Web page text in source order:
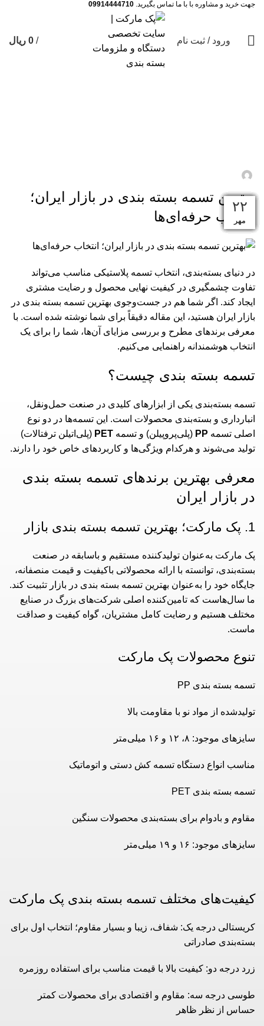
جهت خرید و مشاوره با با ما تماس بگیرید. 09914444710
ورود / ثبت نام /
0 ریال
بهترین تسمه بسته‌ بندی در بازار ایران؛
انتخاب حرفه‌ای‌ها
در دنیای بسته‌بندی، انتخاب تسمه پلاستیکی مناسب می‌تواند
تفاوت چشمگیری در کیفیت نهایی محصول و رضایت مشتری
ایجاد کند. اگر شما هم در جست‌وجوی بهترین تسمه بسته‌ بندی در
بازار ایران هستید، این مقاله دقیقاً برای شما نوشته شده است. با
معرفی برندهای مطرح و بررسی مزایای آن‌ها، شما را برای یک
انتخاب هوشمندانه راهنمایی می‌کنیم.
تسمه بسته‌ بندی چیست؟
تسمه بسته‌بندی یکی از ابزارهای کلیدی در صنعت حمل‌ونقل،
انبارداری و بسته‌بندی محصولات است. این تسمه‌ها در دو نوع
اصلی تسمه PP (پلی‌پروپیلن) و تسمه PET (پلی‌اتیلن ترفتالات)
تولید می‌شوند و هرکدام ویژگی‌ها و کاربردهای خاص خود را دارند.
معرفی بهترین برندهای تسمه بسته‌ بندی
در بازار ایران
1. پک مارکت؛ بهترین تسمه بسته بندی بازار
پک مارکت به‌عنوان تولیدکننده مستقیم و باسابقه در صنعت
بسته‌بندی، توانسته با ارائه محصولاتی باکیفیت و قیمت منصفانه،
جایگاه خود را به‌عنوان بهترین تسمه بسته‌ بندی در بازار تثبیت کند.
ما سال‌هاست که تامین‌کننده اصلی شرکت‌های بزرگ در صنایع
مختلف هستیم و رضایت کامل مشتریان، گواه کیفیت و صداقت
ماست.
تنوع محصولات پک مارکت
تسمه بسته بندی PP
تولیدشده از مواد نو با مقاومت بالا
سایزهای موجود: ۸، ۱۲ و ۱۶ میلی‌متر
مناسب انواع دستگاه‌ تسمه کش دستی و اتوماتیک
تسمه بسته بندی PET
مقاوم و بادوام برای بسته‌بندی محصولات سنگین
سایزهای موجود: ۱۶ و ۱۹ میلی‌متر
کیفیت‌های مختلف تسمه بسته بندی پک مارکت
کریستالی درجه یک: شفاف، زیبا و بسیار مقاوم؛ انتخاب اول برای
بسته‌بندی صادراتی
زرد درجه دو: کیفیت بالا با قیمت مناسب برای استفاده روزمره
طوسی درجه سه: مقاوم و اقتصادی برای محصولات کمتر
حساس از نظر ظاهر
۱۱
بهمن
۲۹
آذر
۱۶
آذر
۲۶
آبان
۰۵
آبان
۲۸
مهر
۲۲
مهر
۲۲
مهر
۲۲
مهر
۲۲
مهر
۲۲
مهر
۲۲
مهر